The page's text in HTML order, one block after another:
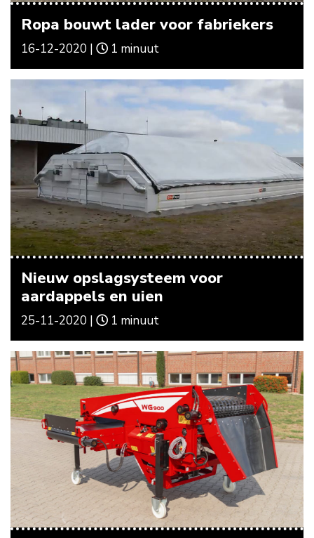
Ropa bouwt lader voor fabriekers
16-12-2020 | 1 minuut
Nieuw opslagsysteem voor
aardappels en uien
25-11-2020 | 1 minuut